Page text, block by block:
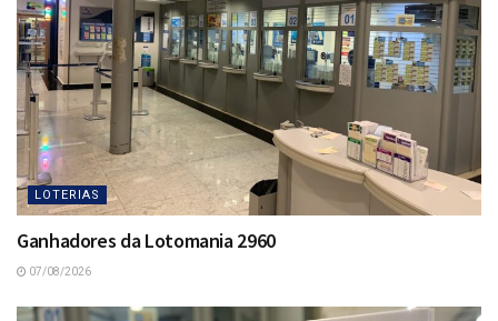
LOTERIAS
Ganhadores da Lotomania 2960
07/08/2026